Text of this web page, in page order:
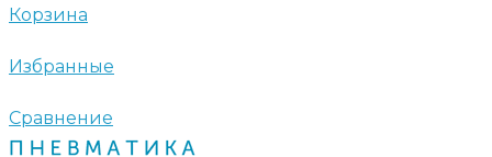
Корзина
Избранные
Сравнение